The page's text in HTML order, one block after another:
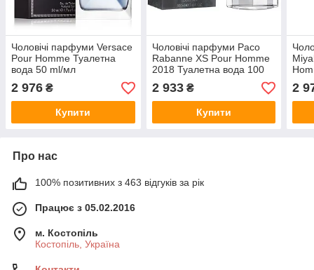
Чоловічі парфуми Versace
Pour Homme Туалетна
вода 50 ml/мл
2 976 ₴
Купити
Чоловічі парфуми Paco
Rabanne XS Pour Homme
2018 Туалетна вода 100
ml/мл
2 933₴
Купити
2
Про нас
100% позитивних з 463 відгуків за рік
Працює з 05.02.2016
м. Костопіль
Костопіль, Україна